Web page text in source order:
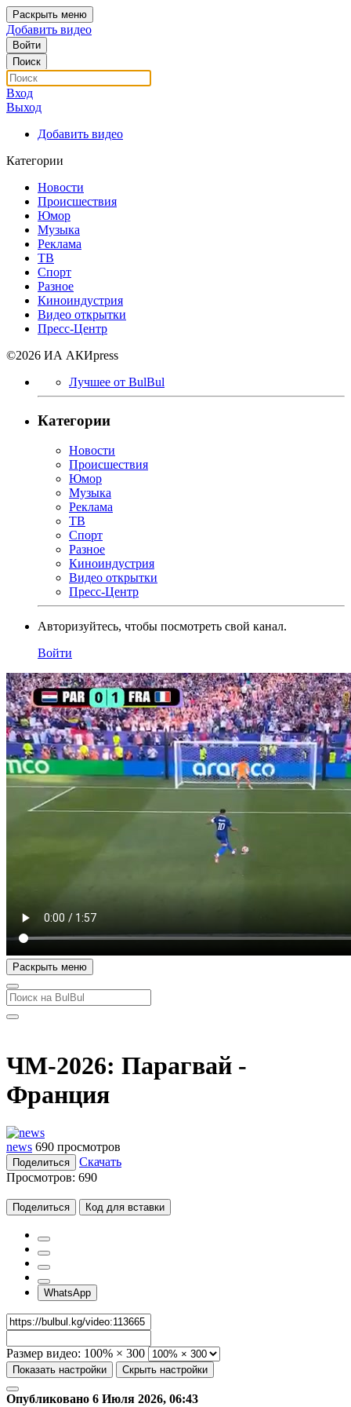
Раскрыть меню
Добавить видео
Войти
Поиск
Вход
Выход
Добавить видео
Категории
Новости
Происшествия
Юмор
Музыка
Реклама
ТВ
Спорт
Разное
Киноиндустрия
Видео открытки
Пресс-Центр
©2026 ИА АКИpress
Лучшее от BulBul
Категории
Новости
Происшествия
Юмор
Музыка
Реклама
ТВ
Спорт
Разное
Киноиндустрия
Видео открытки
Пресс-Центр
Авторизуйтесь, чтобы посмотреть свой канал.
Войти
Раскрыть меню
ЧМ-2026: Парагвай -
Франция
news 690 просмотров
Поделиться
Скачать
Просмотров: 690
Поделиться Код для вставки
WhatsApp
Размер видео: 100% × 300
Показать настройки Скрыть настройки
Опубликовано 6 Июля 2026, 06:43